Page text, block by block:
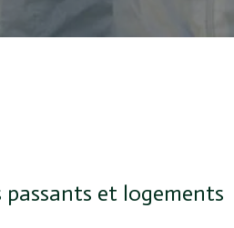
passants et logements